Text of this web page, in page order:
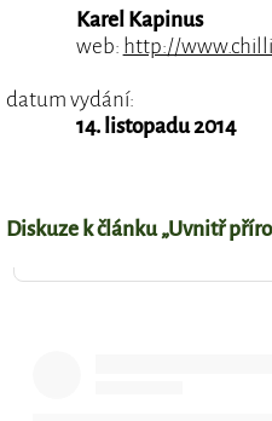
Karel Kapinus
web: http://
datum vydání:
14. listopadu 2014
Diskuze k článku „Uvnitř